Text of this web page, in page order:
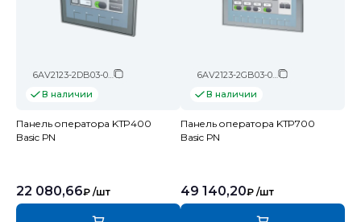
6AV2123-2DB03-0AX0
В наличии
Панель оператора KTP400
Basic PN
22 080,66₽ /шт
6AV2123-2GB03-0AX0
В наличии
Панель оператора KTP700
Basic PN
49 140,20₽ /шт